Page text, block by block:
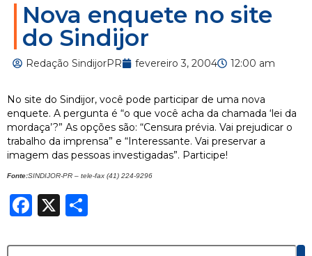
Nova enquete no site
do Sindijor
Redação SindijorPR fevereiro 3, 2004 12:00 am
No site do Sindijor, você pode participar de uma nova
enquete. A pergunta é “o que você acha da chamada ‘lei da
mordaça’?” As opções são: “Censura prévia. Vai prejudicar o
trabalho da imprensa” e “Interessante. Vai preservar a
imagem das pessoas investigadas”. Participe!
Fonte:SINDIJOR-PR – tele-fax (41) 224-9296
Facebook
X